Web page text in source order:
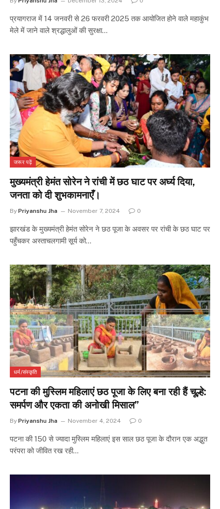
प्रयागराज में 14 जनवरी से 26 फरवरी 2025 तक आयोजित होने वाले महाकुंभ
मेले में जाने वाले श्रद्धालुओं की सुरक्षा…
जरूर पढ़ें
मुख्यमंत्री हेमंत सोरेन ने रांची में छठ घाट पर अर्घ्य दिया,
जनता को दी शुभकामनाएँ।
By Priyanshu Jha November 7, 2024 0
झारखंड के मुख्यमंत्री हेमंत सोरेन ने छठ पूजा के अवसर पर रांची के छठ घाट पर
पहुँचकर अस्ताचलगामी सूर्य को…
धर्म/संस्कृति
पटना की मुस्लिम महिलाएं छठ पूजा के लिए बना रही हैं चूल्हे:
समर्पण और एकता की अनोखी मिसाल”
By Priyanshu Jha November 4, 2024 0
पटना की 150 से ज्यादा मुस्लिम महिलाएं इस साल छठ पूजा के दौरान एक अद्भुत
परंपरा को जीवित रख रही…